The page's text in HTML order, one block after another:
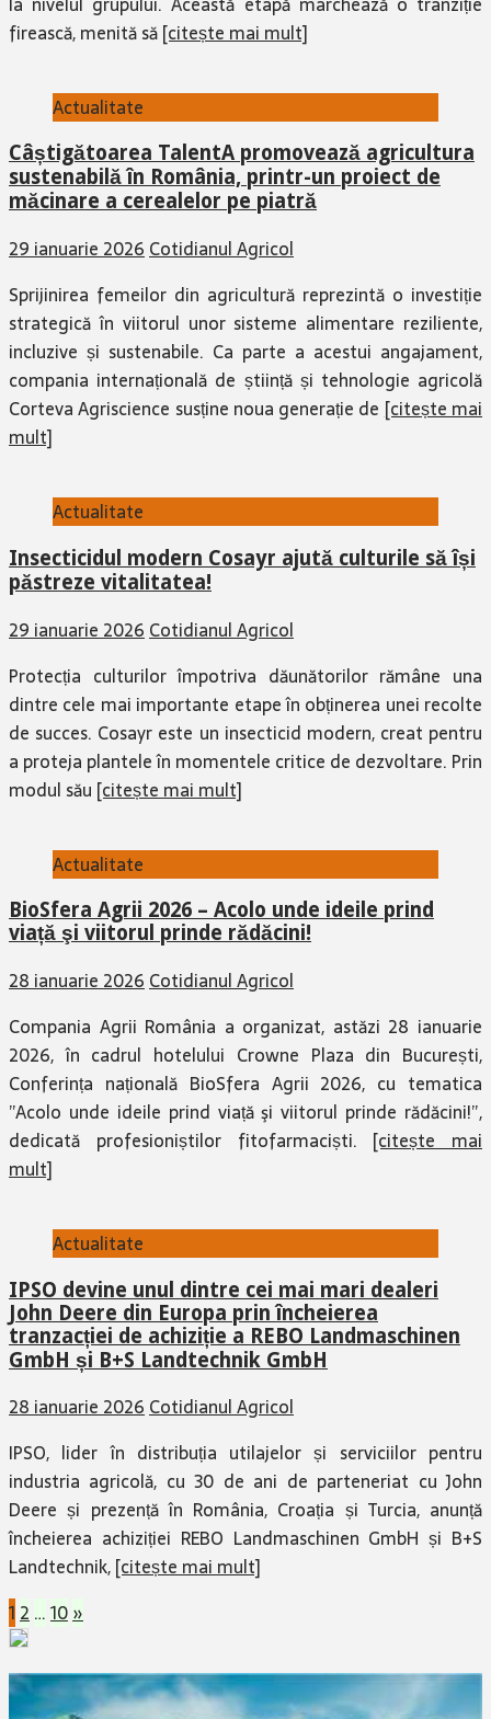
Câștigătoarea TalentA promovează agricultura
sustenabilă în România, printr-un proiect de
măcinare a cerealelor pe piatră
29 ianuarie 2026Cotidianul Agricol
Sprijinirea femeilor din agricultură reprezintă o investiție
strategică în viitorul unor sisteme alimentare reziliente,
incluzive și sustenabile. Ca parte a acestui angajament,
compania internațională de știință și tehnologie agricolă
Corteva Agriscience susține noua generație de[citește mai
mult]
Insecticidul modern Cosayr ajută culturile să își
păstreze vitalitatea!
29 ianuarie 2026Cotidianul Agricol
Protecția culturilor împotriva dăunătorilor rămâne una
dintre cele mai importante etape în obținerea unei recolte
de succes. Cosayr este un insecticid modern, creat pentru
a proteja plantele în momentele critice de dezvoltare. Prin
modul său[citește mai mult]
BioSfera Agrii 2026 – Acolo unde ideile prind
viață şi viitorul prinde rădăcini!
28 ianuarie 2026Cotidianul Agricol
Compania Agrii România a organizat, astăzi 28 ianuarie
2026, în cadrul hotelului Crowne Plaza din București,
Conferința națională BioSfera Agrii 2026, cu tematica
”Acolo unde ideile prind viață şi viitorul prinde rădăcini!”,
dedicată profesioniștilor fitofarmaciști.[citește mai
mult]
IPSO devine unul dintre cei mai mari dealeri
John Deere din Europa prin încheierea
tranzacției de achiziție a REBO Landmaschinen
GmbH și B+S Landtechnik GmbH
28 ianuarie 2026Cotidianul Agricol
IPSO, lider în distribuția utilajelor și serviciilor pentru
industria agricolă, cu 30 de ani de parteneriat cu John
Deere și prezență în România, Croația și Turcia, anunță
încheierea achiziției REBO Landmaschinen GmbH și B+S
Landtechnik,[citește mai mult]
Paginație
articole
12…10»